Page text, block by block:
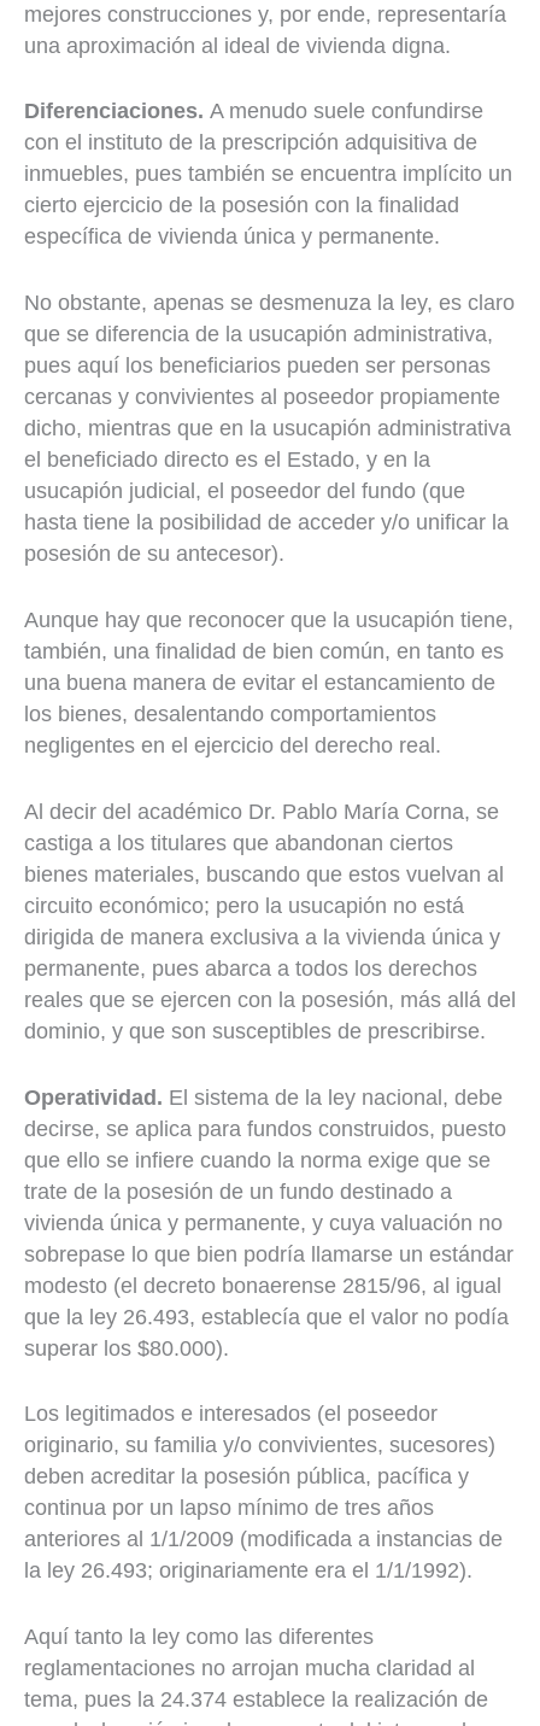
mejores construcciones y, por ende, representaría
una aproximación al ideal de vivienda digna.
Diferenciaciones. A menudo suele confundirse
con el instituto de la prescripción adquisitiva de
inmuebles, pues también se encuentra implícito un
cierto ejercicio de la posesión con la finalidad
específica de vivienda única y permanente.
No obstante, apenas se desmenuza la ley, es claro
que se diferencia de la usucapión administrativa,
pues aquí los beneficiarios pueden ser personas
cercanas y convivientes al poseedor propiamente
dicho, mientras que en la usucapión administrativa
el beneficiado directo es el Estado, y en la
usucapión judicial, el poseedor del fundo (que
hasta tiene la posibilidad de acceder y/o unificar la
posesión de su antecesor).
Aunque hay que reconocer que la usucapión tiene,
también, una finalidad de bien común, en tanto es
una buena manera de evitar el estancamiento de
los bienes, desalentando comportamientos
negligentes en el ejercicio del derecho real.
Al decir del académico Dr. Pablo María Corna, se
castiga a los titulares que abandonan ciertos
bienes materiales, buscando que estos vuelvan al
circuito económico; pero la usucapión no está
dirigida de manera exclusiva a la vivienda única y
permanente, pues abarca a todos los derechos
reales que se ejercen con la posesión, más allá del
dominio, y que son susceptibles de prescribirse.
Operatividad. El sistema de la ley nacional, debe
decirse, se aplica para fundos construidos, puesto
que ello se infiere cuando la norma exige que se
trate de la posesión de un fundo destinado a
vivienda única y permanente, y cuya valuación no
sobrepase lo que bien podría llamarse un estándar
modesto (el decreto bonaerense 2815/96, al igual
que la ley 26.493, establecía que el valor no podía
superar los $80.000).
Los legitimados e interesados (el poseedor
originario, su familia y/o convivientes, sucesores)
deben acreditar la posesión pública, pacífica y
continua por un lapso mínimo de tres años
anteriores al 1/1/2009 (modificada a instancias de
la ley 26.493; originariamente era el 1/1/1992).
Aquí tanto la ley como las diferentes
reglamentaciones no arrojan mucha claridad al
tema, pues la 24.374 establece la realización de